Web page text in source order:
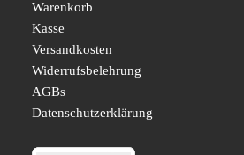
Warenkorb
Kasse
Versandkosten
Widerrufsbelehrung
AGBs
Datenschutzerklärung